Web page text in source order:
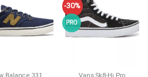
lista de
deseos
-30%
PRO
lista de
deseos